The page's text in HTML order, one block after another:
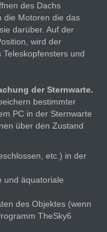
des Dachs
die Motoren die das
darüber. Auf der
wird der
und
der Sternwarte.
bestimmter
PC in der Sternwarte
über den Zustand
etc.) in der
und äquatoriale
des Objektes (wenn
TheSky6